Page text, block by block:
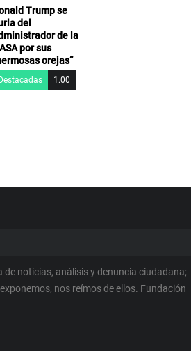
Trump se
del
de la
por sus
orejas”
Destacadas 1.00
de noticias, análisis y denuncia ciudadana;
nos reímos de ellos. Fundación